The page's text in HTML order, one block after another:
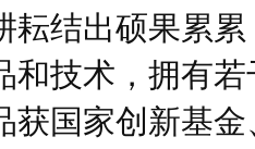
耘结出硕果累
和技术，拥有
获国家创新基